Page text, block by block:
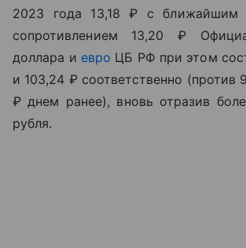
2023 года 13,18 ₽ с ближайшим
сопротивлением 13,20 ₽
доллара и евро ЦБ РФ при этом
и 103,24 ₽ соответственно (против
₽ днем ранее), вновь отразив
рубля.